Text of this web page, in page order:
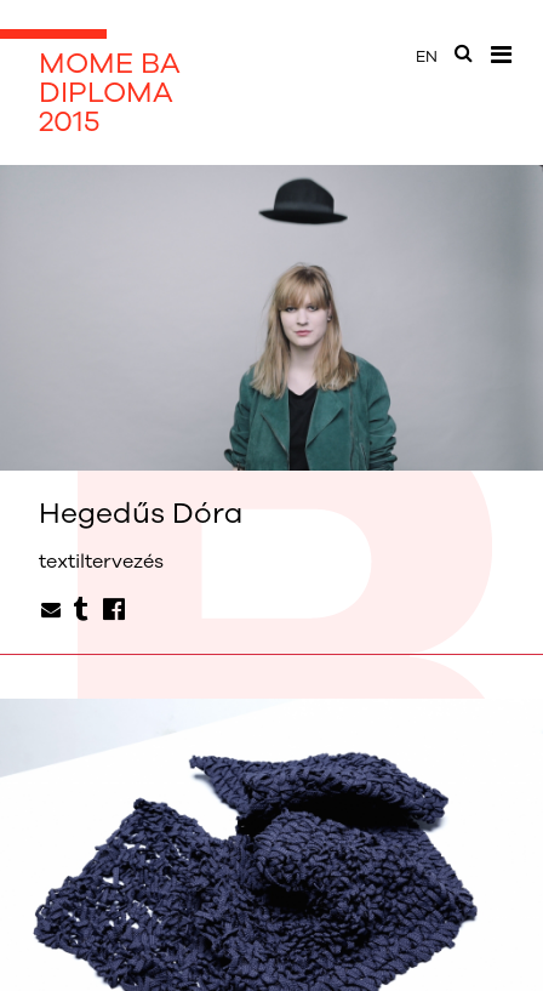
MOME BA
DIPLOMA
2015
EN
Hegedűs Dóra
textiltervezés